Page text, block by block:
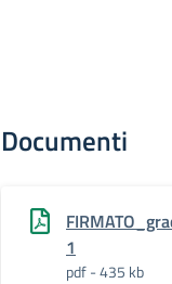
Documenti
1
pdf - 435 kb